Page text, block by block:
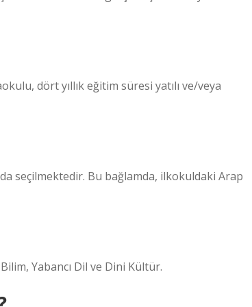
dört yıllık eğitim süresi yatılı ve/veya
seçilmektedir. Bu bağlamda, ilkokuldaki Arap
Yabancı Dil ve Dini Kültür.